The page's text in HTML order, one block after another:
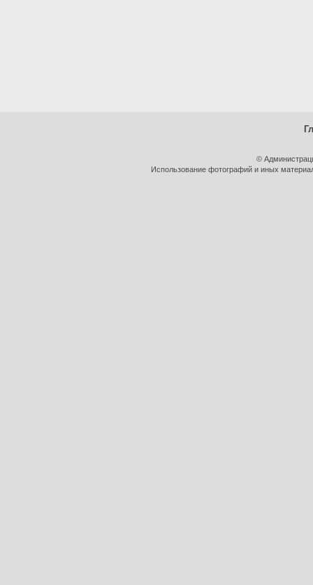
©
Использование фотографий и иных